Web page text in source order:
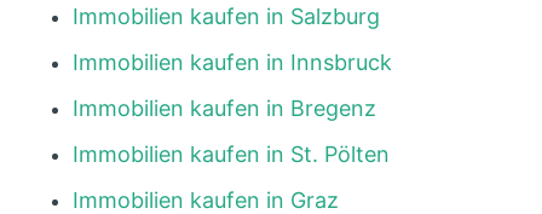
Immobilien kaufen in Salzburg
Immobilien kaufen in Innsbruck
Immobilien kaufen in Bregenz
Immobilien kaufen in St. Pölten
Immobilien kaufen in Graz